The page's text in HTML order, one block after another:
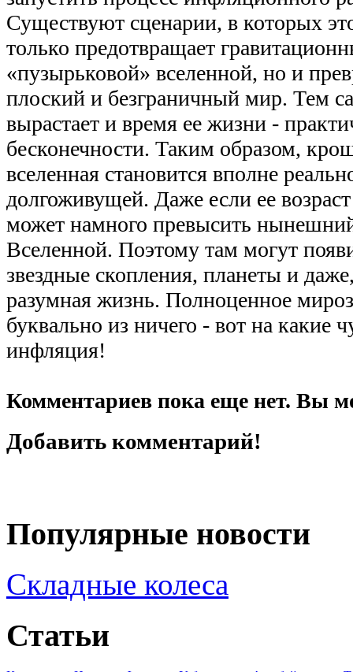
Существуют сценарии, в которых
только предотвращает
«пузырьковой» вселенной, но и
плоский и безграничный мир. Тем
вырастает и время ее жизни -
бесконечности. Таким образом,
вселенная становится вполне
долгоживущей. Даже если ее
может намного превысить
Вселенной. Поэтому там могут
звездные скопления, планеты и
разумная жизнь. Полноценное
буквально из ничего - вот на какие
инфляция!
Комментариев пока еще нет. Вы
Добавить комментарий!
Популярные новости
Складные колеса
Статьи